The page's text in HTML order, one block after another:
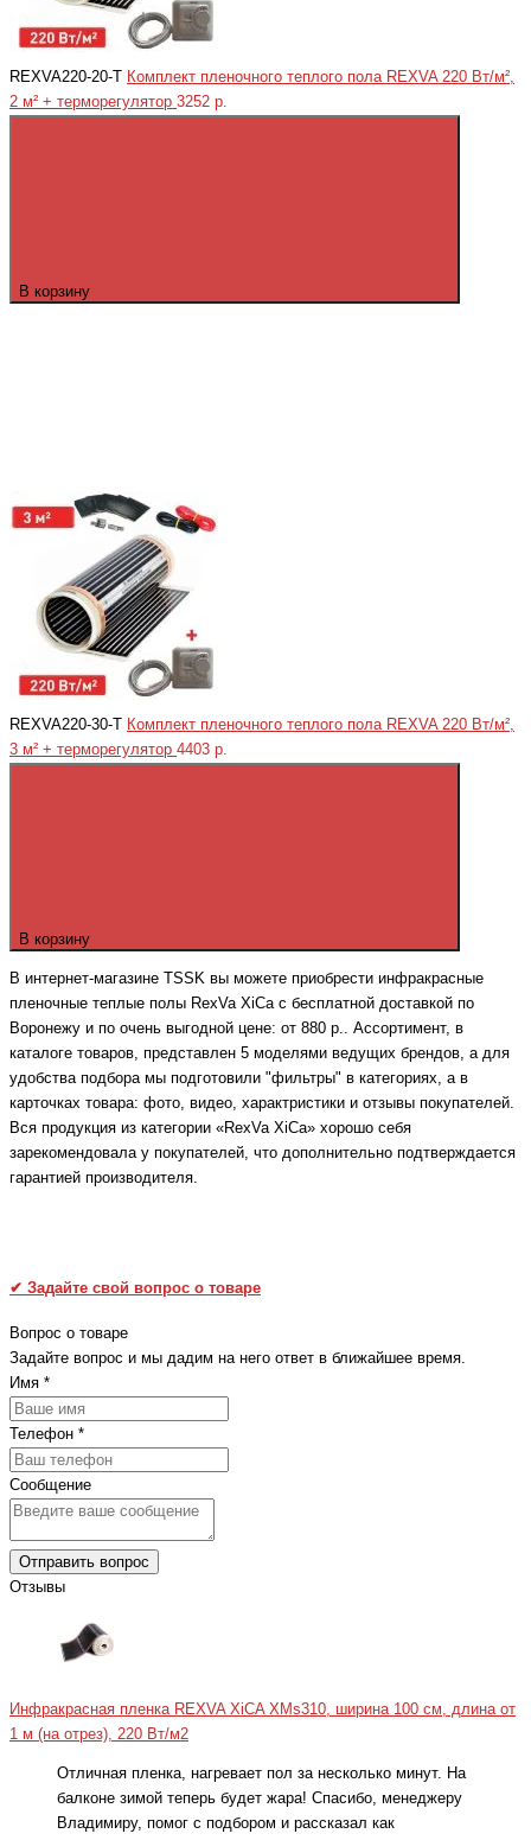
REXVA220-20-T Комплект пленочного теплого пола REXVA 220 Вт/м²,
2 м² + терморегулятор 3252 р.
В корзину
REXVA220-30-T Комплект пленочного теплого пола REXVA 220 Вт/м²,
3 м² + терморегулятор 4403 р.
В корзину
В интернет-магазине TSSK вы можете приобрести инфракрасные
пленочные теплые полы RexVa XiCa с бесплатной доставкой по
Воронежу и по очень выгодной цене: от 880 р.. Ассортимент, в
каталоге товаров, представлен 5 моделями ведущих брендов, а для
удобства подбора мы подготовили "фильтры" в категориях, а в
карточках товара: фото, видео, характристики и отзывы покупателей.
Вся продукция из категории «RexVa XiCa» хорошо себя
зарекомендовала у покупателей, что дополнительно подтверждается
гарантией производителя.
✔ Задайте свой вопрос о товаре
Вопрос о товаре
Задайте вопрос и мы дадим на него ответ в ближайшее время.
Имя *
Телефон *
Сообщение
Отправить вопрос
Отзывы
Инфракрасная пленка REXVA XiCA XMs310, ширина 100 см, длина от
1 м (на отрез), 220 Вт/м2
Отличная пленка, нагревает пол за несколько минут. На
балконе зимой теперь будет жара! Спасибо, менеджеру
Владимиру, помог с подбором и рассказал как